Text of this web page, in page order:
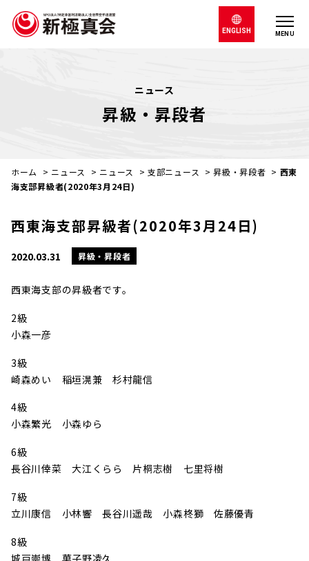
MENU
ENGLISH
ニュース
昇級・昇段者
ホーム > ニュース > ニュース >支部ニュース >昇級・昇段者 > 西東
海支部昇級者(2020年3月24日)
西東海支部昇級者(2020年3月24日)
2020.03.31 昇級・昇段者
西東海支部の昇級者です。
2級
小森一彦
3級
崎森めい 稲垣滉兼 杉村龍信
4級
小森繁光 小森ゆら
6級
長谷川倖菜 大江くらら 片桐志樹 七里将樹
7級
立川康信 小林響 長谷川遥哉 小森柊獅 佐藤優青
8級
城戸崇博 菓子野凌久